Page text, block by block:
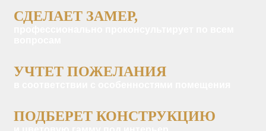
СДЕЛАЕТ ЗАМЕР,
УЧТЕТ ПОЖЕЛАНИЯ
ПОДБЕРЕТ КОНСТРУКЦИЮ